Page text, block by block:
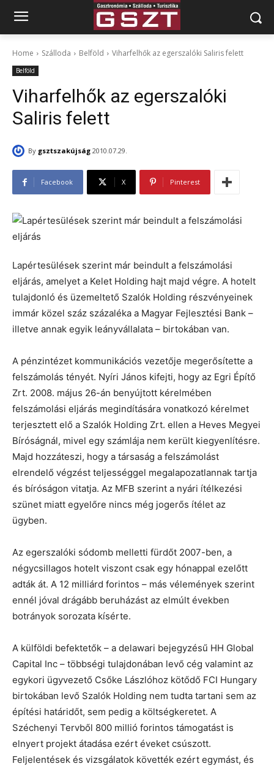
Home Szálloda Belföld Viharfelhők az egerszalóki Saliris felett
Belföld
Viharfelhők az egerszalóki
Saliris felett
By gsztszakújság 2010.07.29.
Facebook X Pinterest
Lapértesülések szerint már beindult a felszámolási
eljárás, amelyet a Kelet Holding hajt majd végre. A hotelt
tulajdonló és üzemeltető Szalók Holding részvényeinek
immár közel száz százaléka a Magyar Fejlesztési Bank –
illetve annak egyik leányvállalata – birtokában van.
A pénzintézet kommunikációs vezetője megerősítette a
felszámolás tényét. Nyíri János kifejti, hogy az Egri Építő
Zrt. 2008. május 26-án benyújtott kérelmében
felszámolási eljárás megindítására vonatkozó kérelmet
terjesztett elő a Szalók Holding Zrt. ellen a Heves Megyei
Bíróságnál, mivel egy számlája nem került kiegyenlítésre.
Majd hozzáteszi, hogy a társaság a felszámolást
elrendelő végzést teljességgel megalapozatlannak tartja
és bíróságon vitatja. Az MFB szerint a nyári ítélkezési
szünet miatt egyelőre nincs még jogerős ítélet az
ügyben.
Az egerszalóki sódomb melletti fürdőt 2007-ben, a
négycsillagos hotelt viszont csak egy hónappal ezelőtt
adták át. A 12 milliárd forintos – más vélemények szerint
ennél jóval drágább beruházást az elmúlt években
botrányok sorozata kísérte.
A külföldi befektetők – a delawari bejegyzésű HH Global
Capital Inc – többségi tulajdonában levő cég valamint az
egykori ügyvezető Csőke Lászlóhoz kötődő FCI Hungary
birtokában levő Szalók Holding nem tudta tartani sem az
építési határidőt, sem pedig a költségkeretet. A
Széchenyi Tervből 800 millió forintos támogatást is
elnyert projekt átadása ezért éveket csúszott.
Feljelentések és vizsgálatok követték ezért egymást, és